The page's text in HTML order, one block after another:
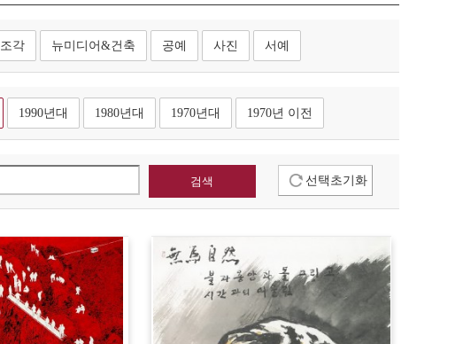
조각 뉴미디어&건축 공예 사진 서예
1990년대 1980년대 1970년대 1970년 이전
선택초기화